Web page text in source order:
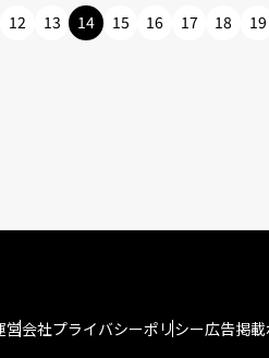
12 13 14 15 16 17 18 19
営会社プライバシーポリシー広告掲